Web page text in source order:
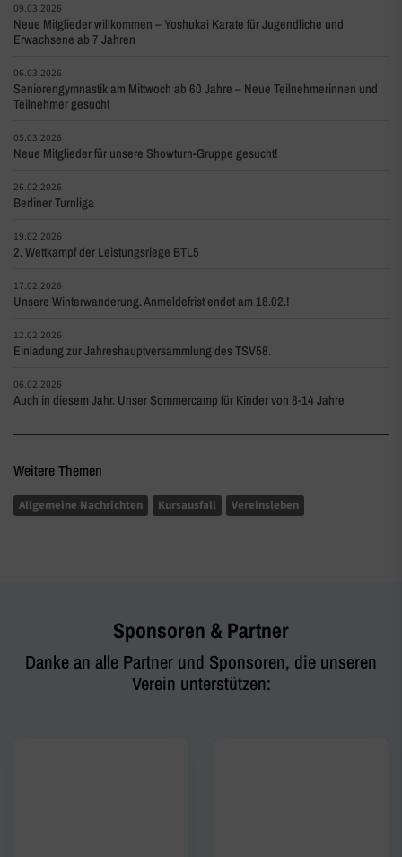
09.03.2026
Neue Mitglieder willkommen – Yoshukai Karate für Jugendliche und
Erwachsene ab 7 Jahren
06.03.2026
Seniorengymnastik am Mittwoch ab 60 Jahre – Neue Teilnehmerinnen und
Teilnehmer gesucht
05.03.2026
Neue Mitglieder für unsere Showturn-Gruppe gesucht!
26.02.2026
Berliner Turnliga
19.02.2026
2. Wettkampf der Leistungsriege BTL5
17.02.2026
Unsere Winterwanderung. Anmeldefrist endet am 18.02.!
12.02.2026
Einladung zur Jahreshauptversammlung des TSV58.
06.02.2026
Auch in diesem Jahr. Unser Sommercamp für Kinder von 8-14 Jahre
Weitere Themen
Allgemeine Nachrichten Kursausfall Vereinsleben
Sponsoren & Partner
Danke an alle Partner und Sponsoren, die unseren
Verein unterstützen: